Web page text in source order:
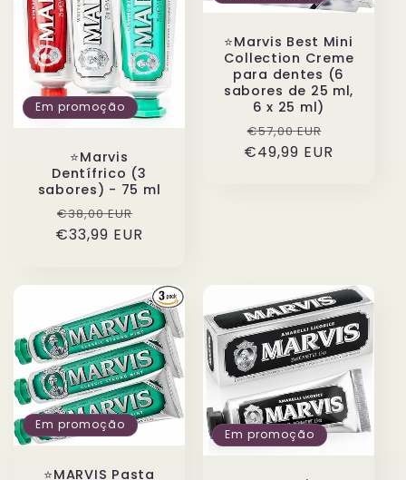
Em promoção
⭐️Marvis
Dentífrico (3
sabores) - 75 ml
Preço
normal
€38,00 EUR
€33,99 EUR
⭐️Marvis Best Mini
Collection Creme
para dentes (6
sabores de 25 ml,
6 x 25 ml)
Preço
normal
€57,00 EUR
de
€49,99 EUR
Em promoção
⭐️MARVIS Pasta
Em promoção